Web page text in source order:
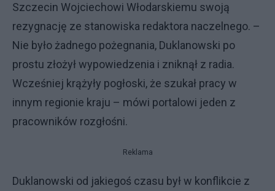
Szczecin Wojciechowi Włodarskiemu swoją
rezygnację ze stanowiska redaktora naczelnego. –
Nie było żadnego pożegnania, Duklanowski po
prostu złożył wypowiedzenia i zniknął z radia.
Wcześniej krążyły pogłoski, że szukał pracy w
innym regionie kraju – mówi portalowi jeden z
pracowników rozgłośni.
Reklama
Duklanowski od jakiegoś czasu był w konflikcie z